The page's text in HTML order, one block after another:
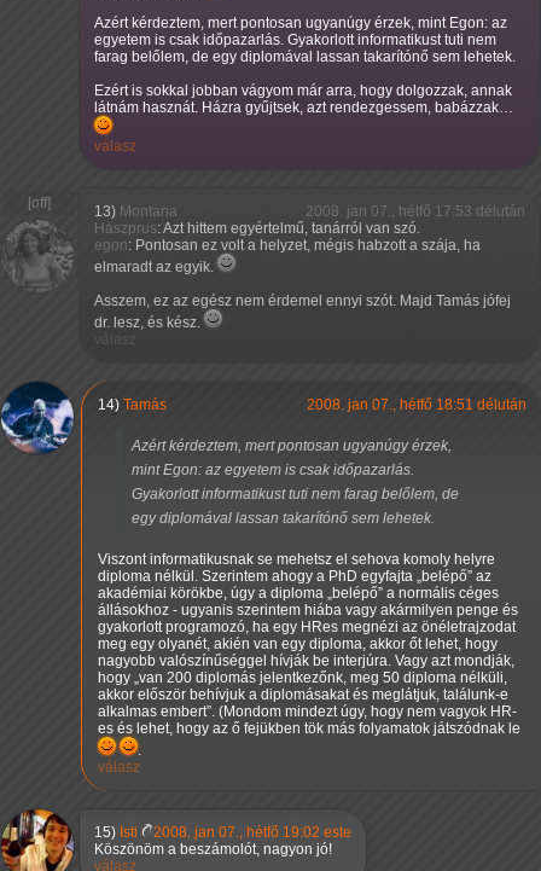
Azért kérdeztem, mert pontosan ugyanúgy érzek, mint Egon: az
egyetem is csak időpazarlás. Gyakorlott informatikust tuti nem
farag belőlem, de egy diplomával lassan takarítónő sem lehetek.
Ezért is sokkal jobban vágyom már arra, hogy dolgozzak, annak
látnám hasznát. Házra gyűjtsek, azt rendezgessem, babázzak…
válasz
13) Montana
2008. jan 07., hétfő 17:53 délután
Haszprus: Azt hittem egyértelmű, tanárról van szó.
egon: Pontosan ez volt a helyzet, mégis habzott a szája, ha
elmaradt az egyik.
Asszem, ez az egész nem érdemel ennyi szót. Majd Tamás jófej
dr. lesz, és kész.
válasz
14) Tamás 2008. jan 07., hétfő 18:51 délután
Azért kérdeztem, mert pontosan ugyanúgy érzek,
mint Egon: az egyetem is csak időpazarlás.
Gyakorlott informatikust tuti nem farag belőlem, de
egy diplomával lassan takarítónő sem lehetek.
Viszont informatikusnak se mehetsz el sehova komoly helyre
diploma nélkül. Szerintem ahogy a PhD egyfajta belépő az
akadémiai körökbe, úgy a diploma belépő a normális céges
állásokhoz - ugyanis szerintem hiába vagy akármilyen penge és
gyakorlott programozó, ha egy HRes megnézi az önéletrajzodat
meg egy olyanét, akién van egy diploma, akkor őt lehet, hogy
nagyobb valószínűséggel hívják be interjúra. Vagy azt mondják,
hogy van 200 diplomás jelentkezőnk, meg 50 diploma nélküli,
akkor először behívjuk a diplomásakat és meglátjuk, találunk-e
alkalmas embert . (Mondom mindezt úgy, hogy nem vagyok HR-
es és lehet, hogy az ő fejükben tök más folyamatok játszódnak le
.
válasz
15) Isti
2008. jan 07., hétfő 19:02 este
Köszönöm a beszámolót, nagyon jó!
válasz